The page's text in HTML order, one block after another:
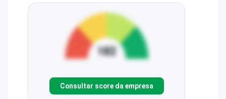
Consultar score da empresa